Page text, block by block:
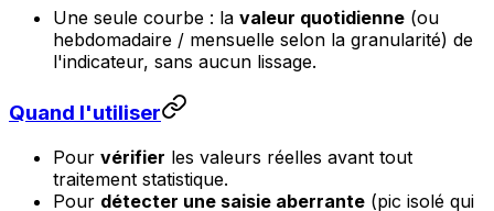
Une seule courbe : la valeur quotidienne (ou
hebdomadaire / mensuelle selon la granularité) de
l'indicateur, sans aucun lissage.
Quand l'utiliser
Pour vérifier les valeurs réelles avant tout
traitement statistique.
Pour détecter une saisie aberrante (pic isolé qui